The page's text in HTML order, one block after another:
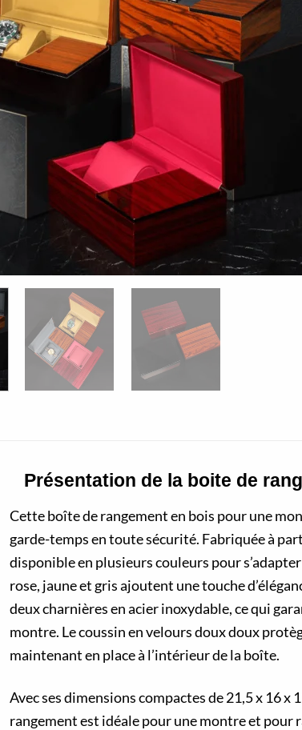
Présentation de la boite de
Cette boîte de rangement en bois pour une
garde-temps en toute sécurité. Fabriquée à
disponible en plusieurs couleurs pour
rose, jaune et gris ajoutent une touche
deux charnières en acier inoxydable, ce qui
montre. Le coussin en velours doux doux
maintenant en place à l’intérieur de la boîte.
Avec ses dimensions compactes de 21,5 x 16 x
rangement est idéale pour une montre et pour